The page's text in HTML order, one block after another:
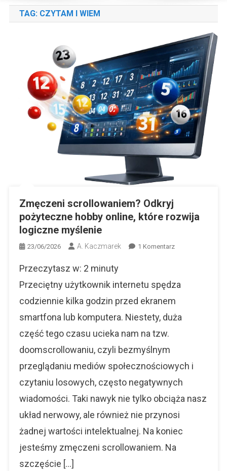
TAG: CZYTAM I WIEM
Zmęczeni scrollowaniem? Odkryj
pożyteczne hobby online, które rozwija
logiczne myślenie
23/06/2026 A. Kaczmarek 1 KomentarzDo
Hobby
Online,
Myślenie
Przeczytasz w: 2 minuty
Przeciętny użytkownik internetu spędza
codziennie kilka godzin przed ekranem
smartfona lub komputera. Niestety, duża
część tego czasu ucieka nam na tzw.
doomscrollowaniu, czyli bezmyślnym
przeglądaniu mediów społecznościowych i
czytaniu losowych, często negatywnych
wiadomości. Taki nawyk nie tylko obciąża nasz
układ nerwowy, ale również nie przynosi
żadnej wartości intelektualnej. Na koniec
jesteśmy zmęczeni scrollowaniem. Na
szczęście […]